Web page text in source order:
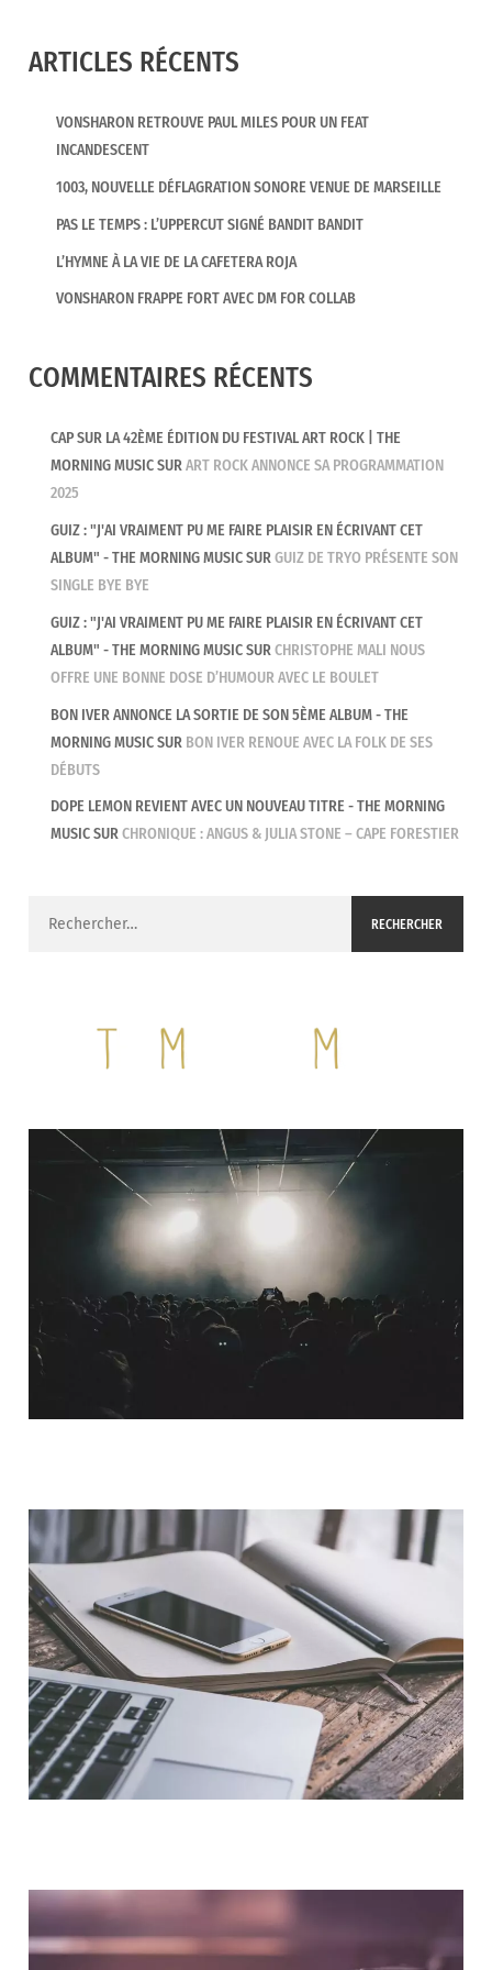
ARTICLES RÉCENTS
VONSHARON RETROUVE PAUL MILES POUR UN FEAT
INCANDESCENT
1003, NOUVELLE DÉFLAGRATION SONORE VENUE DE MARSEILLE
PAS LE TEMPS : L’UPPERCUT SIGNÉ BANDIT BANDIT
L’HYMNE À LA VIE DE LA CAFETERA ROJA
VONSHARON FRAPPE FORT AVEC DM FOR COLLAB
COMMENTAIRES RÉCENTS
CAP SUR LA 42ÈME ÉDITION DU FESTIVAL ART ROCK | THE
MORNING MUSICSURART ROCK ANNONCE SA PROGRAMMATION
2025
GUIZ : "J'AI VRAIMENT PU ME FAIRE PLAISIR EN ÉCRIVANT CET
ALBUM" - THE MORNING MUSICSURGUIZ DE TRYO PRÉSENTE SON
SINGLE BYE BYE
GUIZ : "J'AI VRAIMENT PU ME FAIRE PLAISIR EN ÉCRIVANT CET
ALBUM" - THE MORNING MUSICSURCHRISTOPHE MALI NOUS
OFFRE UNE BONNE DOSE D’HUMOUR AVEC LE BOULET
BON IVER ANNONCE LA SORTIE DE SON 5ÈME ALBUM - THE
MORNING MUSICSUR BON IVER RENOUE AVEC LA FOLK DE SES
DÉBUTS
DOPE LEMON REVIENT AVEC UN NOUVEAU TITRE - THE MORNING
MUSICSURCHRONIQUE : ANGUS & JULIA STONE – CAPE FORESTIER